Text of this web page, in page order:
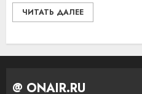
ЧИТАТЬ ДАЛЕЕ
@ ONAIR.RU